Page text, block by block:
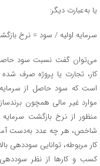
یا به‌عبارت دیگر:
سرمایه اولیه / سود = نرخ
می‌توان گفت نسبت سود
کار، تجارت یا پروژه صرف
است که سود حاصل از
موارد غیر مالی همچون
منظور از نرخ بازگشت
شاخص، هر چه عدد به‌دست
کار مربوطه، توانایی سوددهی
کسب و کارها از نظر سوددهی